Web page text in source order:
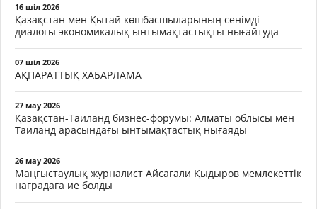
16 шіл 2026
Қазақстан мен Қытай көшбасшыларының сенімді
диалогы экономикалық ынтымақтастықты нығайтуда
07 шіл 2026
АҚПАРАТТЫҚ ХАБАРЛАМА
27 мау 2026
Қазақстан-Таиланд бизнес-форумы: Алматы облысы мен
Таиланд арасындағы ынтымақтастық нығаяды
26 мау 2026
Маңғыстаулық журналист Айсағали Қыдыров мемлекеттік
наградаға ие болды